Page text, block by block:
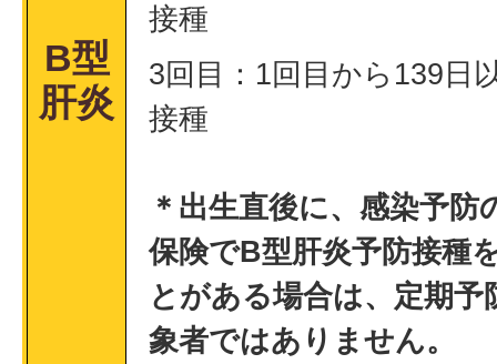
B型
肝炎
接種
3回目：1回目から139日
接種
＊出生直後に、感染予防
保険でB型肝炎予防接種
とがある場合は、定期予
象者ではありません。